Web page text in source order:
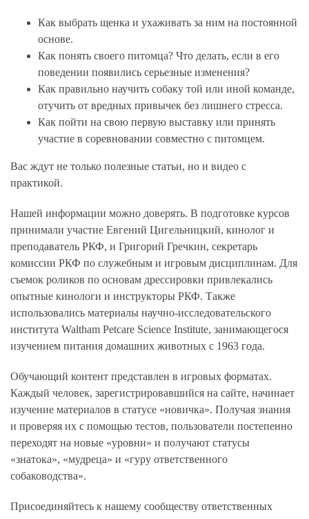
Как выбрать щенка и ухаживать за ним на постоянной
основе.
Как понять своего питомца? Что делать, если в его
поведении появились серьезные изменения?
Как правильно научить собаку той или иной команде,
отучить от вредных привычек без лишнего стресса.
Как пойти на свою первую выставку или принять
участие в соревновании совместно с питомцем.
Вас ждут не только полезные статьи, но и видео с
практикой.
Нашей информации можно доверять. В подготовке курсов
принимали участие Евгений Цигельницкий, кинолог и
преподаватель РКФ, и Григорий Гречкин, cекретарь
комиссии РКФ по служебным и игровым дисциплинам. Для
съемок роликов по основам дрессировки привлекались
опытные кинологи и инструкторы РКФ. Также
использовались материалы научно-исследовательского
института Waltham Petcare Science Institute, занимающегося
изучением питания домашних животных с 1963 года.
Обучающий контент представлен в игровых форматах.
Каждый человек, зарегистрировавшийся на сайте, начинает
изучение материалов в статусе «новичка». Получая знания
и проверяя их с помощью тестов, пользователи постепенно
переходят на новые «уровни» и получают статусы
«знатока», «мудреца» и «гуру ответственного
собаководства».
Присоединяйтесь к нашему сообществу ответственных